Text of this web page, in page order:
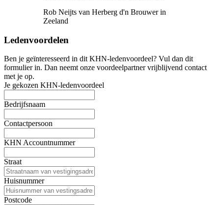
Rob Neijts van Herberg d'n Brouwer in
Zeeland
Ledenvoordelen
Ben je geïnteresseerd in dit KHN-ledenvoordeel? Vul dan dit
formulier in. Dan neemt onze voordeelpartner vrijblijvend contact
met je op.
Je gekozen KHN-ledenvoordeel
Bedrijfsnaam
Contactpersoon
KHN Accountnummer
Straat
Huisnummer
Postcode